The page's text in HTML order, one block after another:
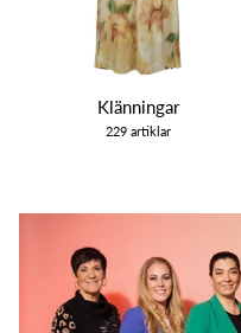
Klänningar
229 artiklar